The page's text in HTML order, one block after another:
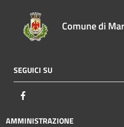
Comune di
SEGUICI SU
AMMINISTRAZIONE